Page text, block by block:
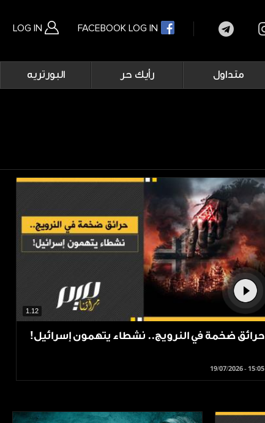
LOG IN FACEBOOK LOG IN
Main
navigation
متداول رأيك حر البورتريه
1.12
حرائق ضخمة في النرويج.. نشطاء يتهمون إسرائيل!
19/07/2026 - 15:05